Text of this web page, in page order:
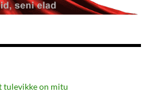
tulevikke on mitu